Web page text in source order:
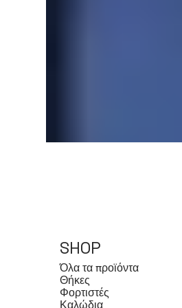
SHOP
Όλα τα προϊόντα
Θήκες
Φορτιστές
Καλώδια